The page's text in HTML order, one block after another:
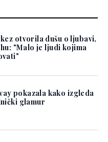
otvorila dušu o ljubavi,
"Malo je ljudi kojima
pokazala kako izgleda
glamur